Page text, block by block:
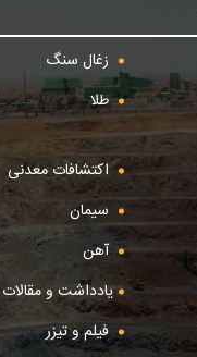
زغال سنگ
طلا
اکتشافات معدنی
سیمان
آهن
یادداشت و مقالات
فیلم و تیزر